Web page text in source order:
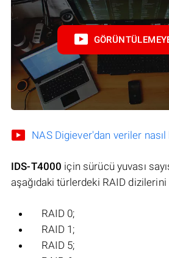
NAS Digiever'dan veriler nasıl
IDS-T4000 için sürücü yuvası
aşağıdaki türlerdeki RAID
RAID 0;
RAID 1;
RAID 5;